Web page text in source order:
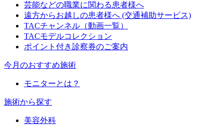
芸能などの職業に関わる患者様へ
遠方からお越しの患者様へ (交通補助サービス)
TACチャンネル（動画一覧）
TACモデルコレクション
ポイント付き診察券のご案内
今月のおすすめ施術
モニターとは？
施術から探す
美容外科